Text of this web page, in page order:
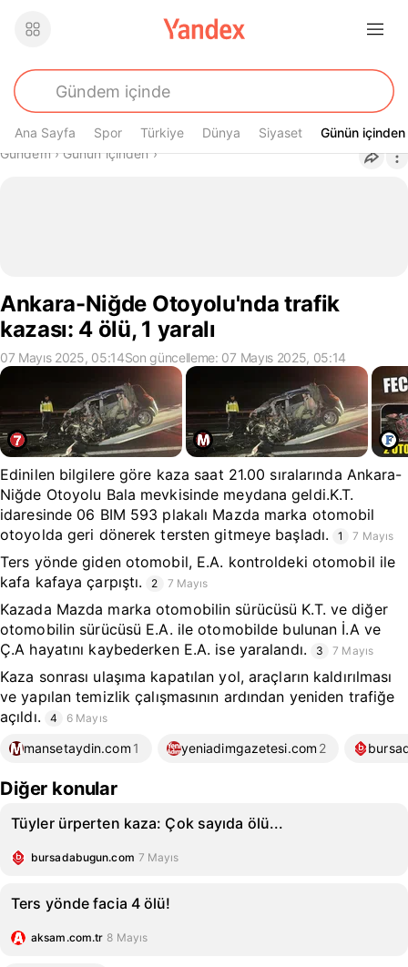
Ana Sayfa Spor Türkiye Dünya Siyaset Günün içinden
Günün içinden
Buradasın
Gündem› Günün içinden›
Ankara-Niğde Otoyolu'nda trafik
kazası: 4 ölü, 1 yaralı
07 Mayıs 2025, 05:14Son güncelleme: 07 Mayıs 2025, 05:14
Edinilen bilgilere göre kaza saat 21.00 sıralarında Ankara-
Niğde Otoyolu Bala mevkisinde meydana geldi.K.T.
idaresinde 06 BIM 593 plakalı Mazda marka otomobil
otoyolda geri dönerek tersten gitmeye başladı.
1 7 Mayıs
Ters yönde giden otomobil, E.A. kontroldeki otomobil ile
kafa kafaya çarpıştı.
2 7 Mayıs
Kazada Mazda marka otomobilin sürücüsü K.T. ve diğer
otomobilin sürücüsü E.A. ile otomobilde bulunan İ.A ve
Ç.A hayatını kaybederken E.A. ise yaralandı.
3 7 Mayıs
Kaza sonrası ulaşıma kapatılan yol, araçların kaldırılması
ve yapılan temizlik çalışmasının ardından yeniden trafiğe
açıldı.
4 6 Mayıs
mansetaydin.com 1 yeniadimgazetesi.com 2
Diğer konular
Tüyler ürperten kaza: Çok sayıda ölü...
bursadabugun.com 7 Mayıs
Ters yönde facia 4 ölü!
aksam.com.tr 8 Mayıs